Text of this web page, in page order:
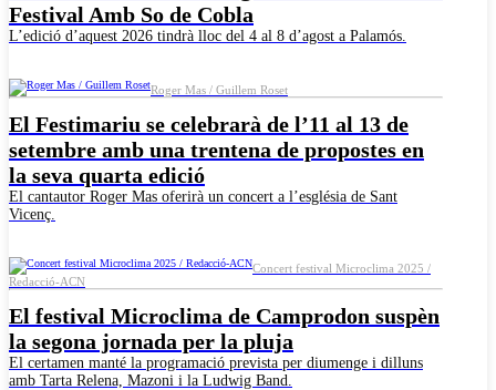
Festival Amb So de Cobla
L’edició d’aquest 2026 tindrà lloc del 4 al 8 d’agost a Palamós.
Roger Mas / Guillem Roset
El Festimariu se celebrarà de l’11 al 13 de
setembre amb una trentena de propostes en
la seva quarta edició
El cantautor Roger Mas oferirà un concert a l’església de Sant
Vicenç.
Concert festival Microclima 2025 /
Redacció-ACN
El festival Microclima de Camprodon suspèn
la segona jornada per la pluja
El certamen manté la programació prevista per diumenge i dilluns
amb Tarta Relena, Mazoni i la Ludwig Band.